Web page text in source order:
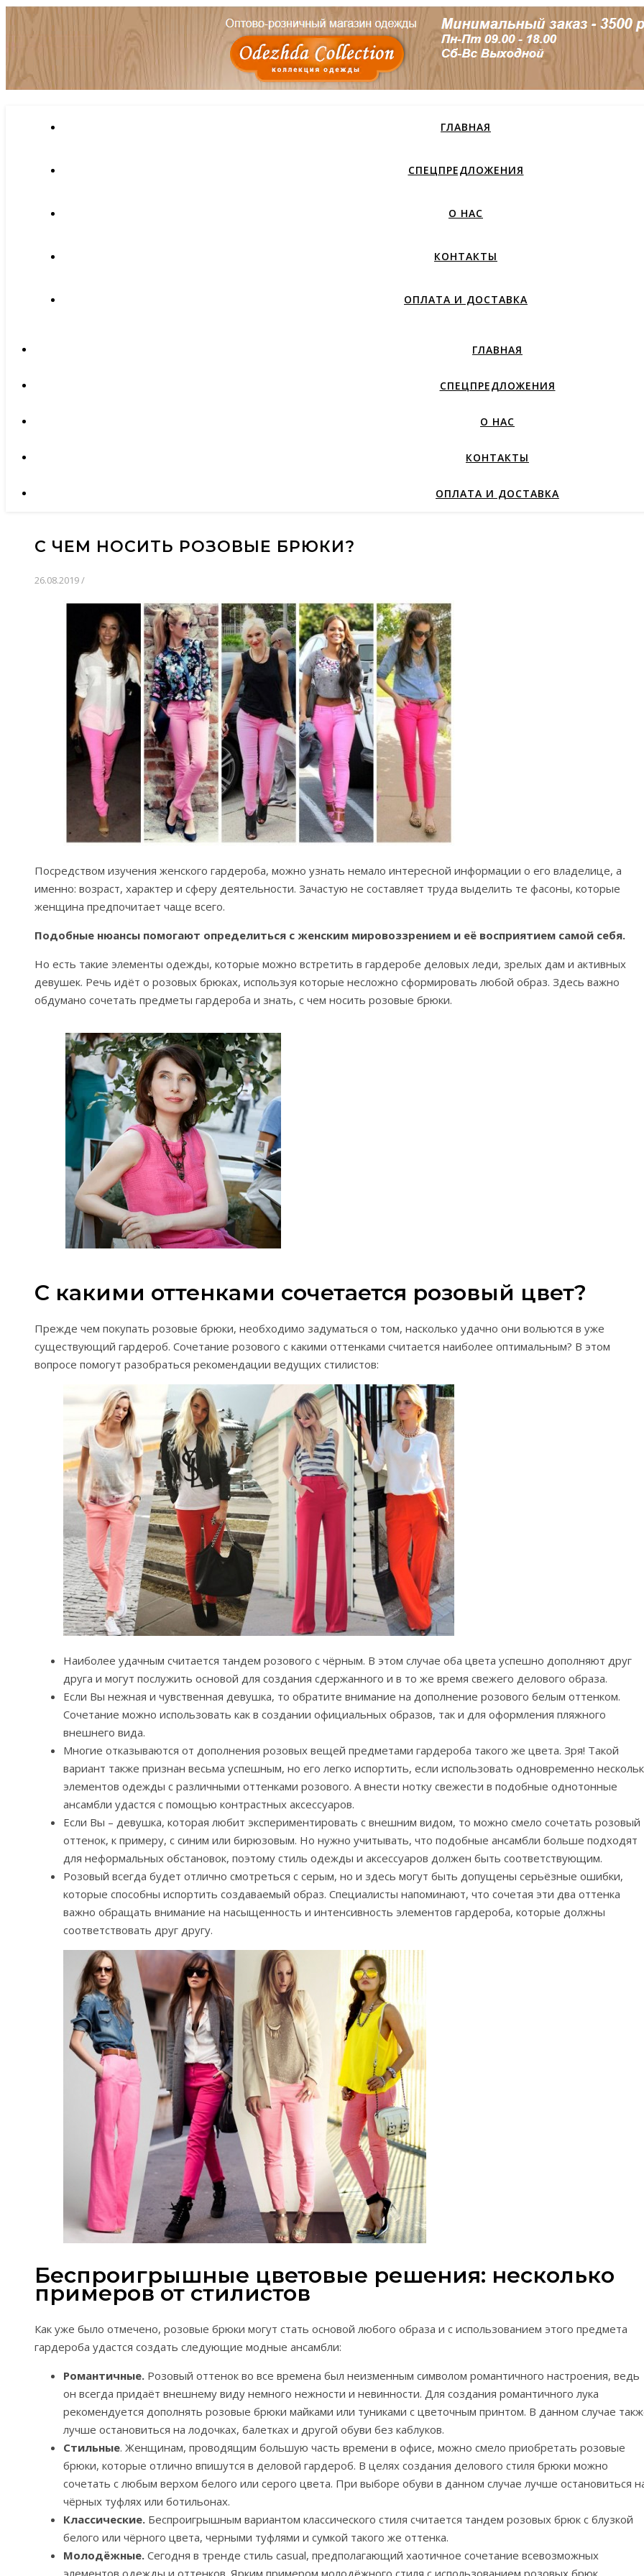
ГЛАВНАЯ
СПЕЦПРЕДЛОЖЕНИЯ
О НАС
КОНТАКТЫ
ОПЛАТА И ДОСТАВКА
ГЛАВНАЯ
СПЕЦПРЕДЛОЖЕНИЯ
О НАС
КОНТАКТЫ
ОПЛАТА И ДОСТАВКА
С ЧЕМ НОСИТЬ РОЗОВЫЕ БРЮКИ?
26.08.2019/
Посредством изучения женского гардероба, можно узнать немало интересной информации о его владелице, а
именно: возраст, характер и сферу деятельности. Зачастую не составляет труда выделить те фасоны, которые
женщина предпочитает чаще всего.
Подобные нюансы помогают определиться с женским мировоззрением и её восприятием самой себя.
Но есть такие элементы одежды, которые можно встретить в гардеробе деловых леди, зрелых дам и активных
девушек. Речь идёт о розовых брюках, используя которые несложно сформировать любой образ. Здесь важно
обдумано сочетать предметы гардероба и знать, с чем носить розовые брюки.
С какими оттенками сочетается розовый цвет?
Прежде чем покупать розовые брюки, необходимо задуматься о том, насколько удачно они вольются в уже
существующий гардероб. Сочетание розового с какими оттенками считается наиболее оптимальным? В этом
вопросе помогут разобраться рекомендации ведущих стилистов:
Наиболее удачным считается тандем розового с чёрным. В этом случае оба цвета успешно дополняют друг
друга и могут послужить основой для создания сдержанного и в то же время свежего делового образа.
Если Вы нежная и чувственная девушка, то обратите внимание на дополнение розового белым оттенком.
Сочетание можно использовать как в создании официальных образов, так и для оформления пляжного
внешнего вида.
Многие отказываются от дополнения розовых вещей предметами гардероба такого же цвета. Зря! Такой
вариант также признан весьма успешным, но его легко испортить, если использовать одновременно
элементов одежды с различными оттенками розового. А внести нотку свежести в подобные однотонные
ансамбли удастся с помощью контрастных аксессуаров.
Если Вы – девушка, которая любит экспериментировать с внешним видом, то можно смело сочетать розовый
оттенок, к примеру, с синим или бирюзовым. Но нужно учитывать, что подобные ансамбли больше подходят
для неформальных обстановок, поэтому стиль одежды и аксессуаров должен быть соответствующим.
Розовый всегда будет отлично смотреться с серым, но и здесь могут быть допущены серьёзные ошибки,
которые способны испортить создаваемый образ. Специалисты напоминают, что сочетая эти два оттенка
важно обращать внимание на насыщенность и интенсивность элементов гардероба, которые должны
соответствовать друг другу.
Беспроигрышные цветовые решения: несколько
примеров от стилистов
Как уже было отмечено, розовые брюки могут стать основой любого образа и с использованием этого предмета
гардероба удастся создать следующие модные ансамбли:
Романтичные. Розовый оттенок во все времена был неизменным символом романтичного настроения, ведь
он всегда придаёт внешнему виду немного нежности и невинности. Для создания романтичного лука
рекомендуется дополнять розовые брюки майками или туниками с цветочным принтом. В данном случае
лучше остановиться на лодочках, балетках и другой обуви без каблуков.
Стильные. Женщинам, проводящим большую часть времени в офисе, можно смело приобретать розовые
брюки, которые отлично впишутся в деловой гардероб. В целях создания делового стиля брюки можно
сочетать с любым верхом белого или серого цвета. При выборе обуви в данном случае лучше остановиться
чёрных туфлях или ботильонах.
Классические. Беспроигрышным вариантом классического стиля считается тандем розовых брюк с блузкой
белого или чёрного цвета, черными туфлями и сумкой такого же оттенка.
Молодёжные. Сегодня в тренде стиль casual, предполагающий хаотичное сочетание всевозможных